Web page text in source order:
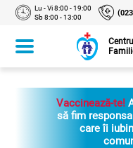
Lu - Vi 8:00 - 19:00
Sb 8:00 - 13:00
Vaccinează-te!
să fim
care îi